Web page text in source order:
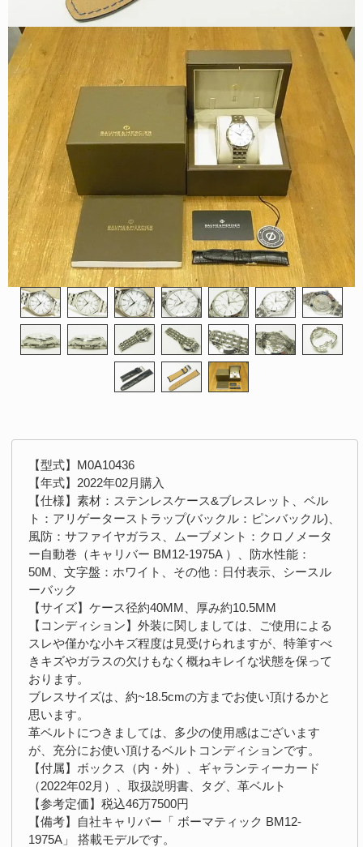
【型式】M0A10436
【年式】2022年02月購入
【仕様】素材：ステンレスケース&ブレスレット、ベル
ト：アリゲーターストラップ(バックル：ピンバックル)、
風防：サファイヤガラス、ムーブメント：クロノメータ
ー自動巻（キャリバー BM12-1975A ）、防水性能：
50M、文字盤：ホワイト、その他：日付表示、シースル
ーバック
【サイズ】ケース径約40MM、厚み約10.5MM
【コンディション】外装に関しましては、ご使用による
スレや僅かな小キズ程度は見受けられますが、特筆すべ
きキズやガラスの欠けもなく概ねキレイな状態を保って
おります。
ブレスサイズは、約~18.5cmの方までお使い頂けるかと
思います。
革ベルトにつきましては、多少の使用感はございます
が、充分にお使い頂けるベルトコンディションです。
【付属】ボックス（内・外）、ギャランティーカード
（2022年02月）、取扱説明書、タグ、革ベルト
【参考定価】税込46万7500円
【備考】自社キャリバー「 ボーマティック BM12-
1975A」 搭載モデルです。